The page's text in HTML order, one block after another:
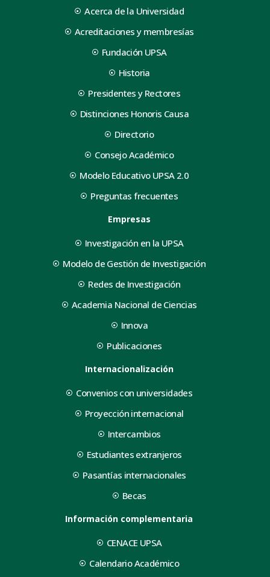
Acerca de la Universidad
Acreditaciones y membresías
Fundación UPSA
Historia
Presidentes y Rectores
Distinciones Honoris Causa
Directorio
Consejo Académico
Modelo Educativo UPSA 2.0
Preguntas frecuentes
Empresas
Investigación en la UPSA
Modelo de Gestión de Investigación
Redes de Investigación
Academia Nacional de Ciencias
Innova
Publicaciones
Internacionalización
Convenios con universidades
Proyección internacional
Intercambios
Estudiantes extranjeros
Pasantías internacionales
Becas
Información complementaria
CENACE UPSA
Calendario Académico